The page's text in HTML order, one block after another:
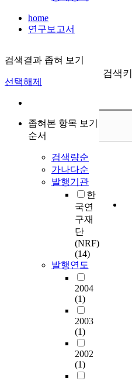
home
연구보고서
검색결과 좁혀 보기
선택해제
좁혀본 항목 보기
순서
검색량순
가나다순
발행기관
한
국연
구재
단
(NRF)
(14)
발행연도
2004
(1)
2003
(1)
2002
(1)
검색